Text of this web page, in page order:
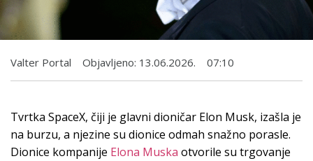
Valter Portal Objavljeno: 13.06.2026. 07:10
Tvrtka SpaceX, čiji je glavni dioničar Elon Musk, izašla je
na burzu, a njezine su dionice odmah snažno porasle.
Dionice kompanije Elona Muska otvorile su trgovanje